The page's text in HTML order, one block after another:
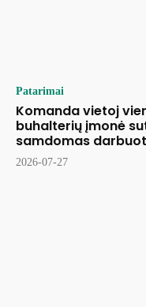
Patarimai
Komanda vietoj
buhalterių įmonė
samdomas
2026-07-27